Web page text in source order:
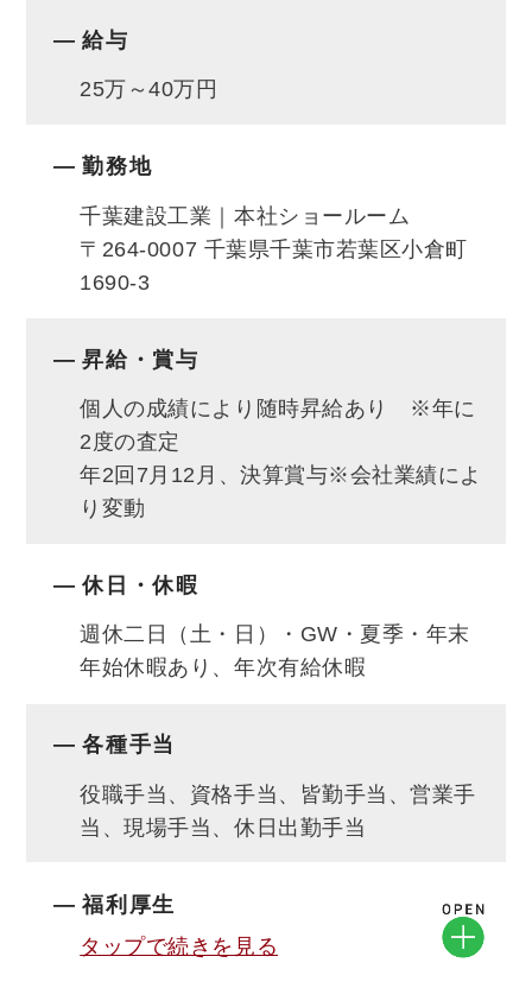
【千葉建設工業「リフォーム営業職」のおす
すめポイント６つ☆】
トからのお問い合わせに対応していただく
はございません！
②お客様とのお打ち合わせや最適なリフォー
を会社として用意してあります！
長に専念することが出来ます！
営業エリアが千葉市内・四街道なので現場が
近いです♪
るのでやりがいがあります♪
給与
25万～40万円
勤務地
千葉建設工業｜本社ショールーム
〒264-0007 千葉県千葉市若葉区小倉町
1690-3
昇給・賞与
個人の成績により随時昇給あり ※年に
2度の査定
年2回7月12月、決算賞与※会社業績によ
り変動
休日・休暇
週休二日（土・日）・GW・夏季・年末
年始休暇あり、年次有給休暇
各種手当
役職手当、資格手当、皆勤手当、営業手
当、現場手当、休日出勤手当
福利厚生
タップで続きを見る